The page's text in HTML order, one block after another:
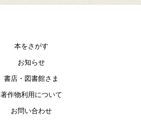
本をさがす
お知らせ
書店・図書館さま
著作物利用について
お問い合わせ